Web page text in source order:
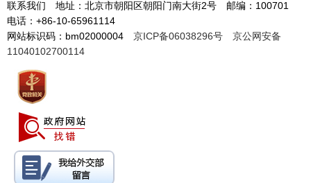
联系我们 地址：北京市朝阳区朝阳门南大街2号 邮编：100701
电话：+86-10-65961114
网站标识码：bm02000004 京ICP备06038296号
京公网安备
11040102700114